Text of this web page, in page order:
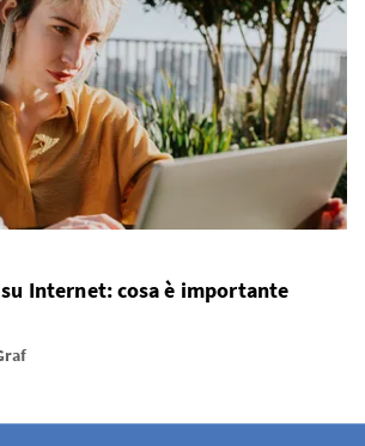
Internet: cosa è importante